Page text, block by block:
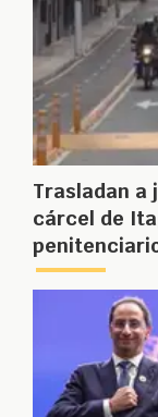
Trasladan a
cárcel de